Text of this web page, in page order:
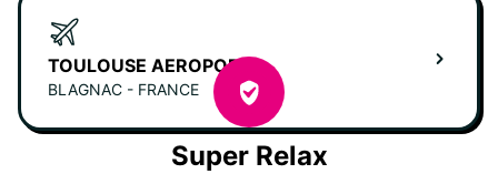
TOULOUSE AEROPORTO
BLAGNAC - FRANCE
Super Relax